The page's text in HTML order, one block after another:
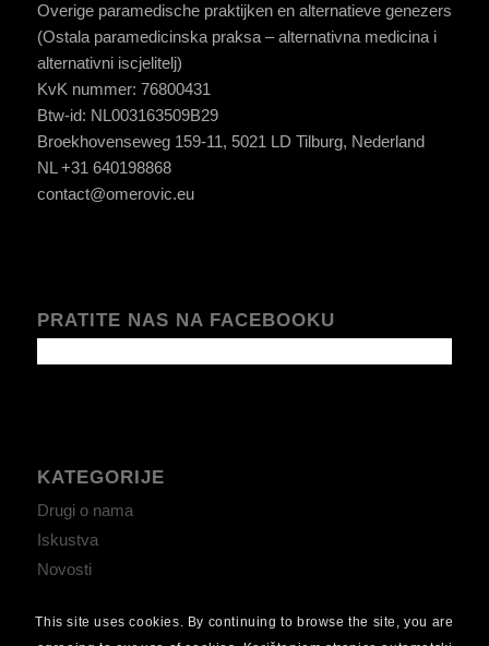
Overige paramedische praktijken en alternatieve genezers
(Ostala paramedicinska praksa – alternativna medicina i
alternativni iscjelitelj)
KvK nummer: 76800431
Btw-id: NL003163509B29
Broekhovenseweg 159-11, 5021 LD Tilburg, Nederland
NL +31 640198868
contact@omerovic.eu
PRATITE NAS NA FACEBOOKU
KATEGORIJE
Drugi o nama
Iskustva
Novosti
This site uses cookies. By continuing to browse the site, you are